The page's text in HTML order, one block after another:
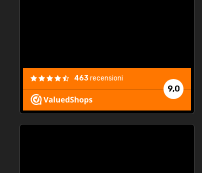
9,0
463recensioni